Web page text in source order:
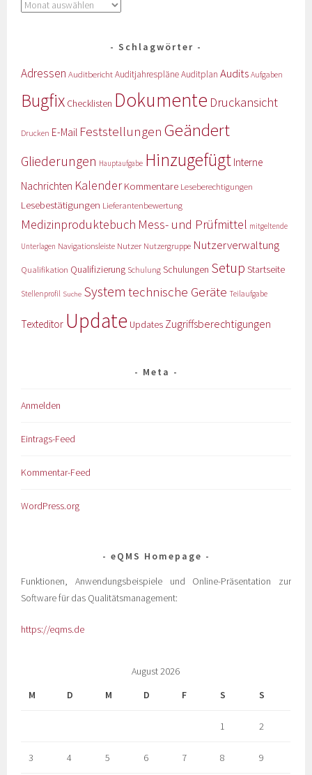
Schlagwörter
Adressen AuditberichtAuditjahrespläneAuditplan Audits Aufgaben
Bugfix Checklisten Dokumente Druckansicht
Drucken E-Mail Feststellungen Geändert
Gliederungen Hauptaufgabe Hinzugefügt Interne
Nachrichten KalenderKommentare Leseberechtigungen
Lesebestätigungen Lieferantenbewertung
Medizinproduktebuch Mess- und Prüfmittel mitgeltende
Unterlagen Navigationsleiste Nutzer Nutzergruppe Nutzerverwaltung
Qualifikation Qualifizierung Schulung Schulungen Setup Startseite
Stellenprofil Suche System technische Geräte Teilaufgabe
Texteditor Update Updates Zugriffsberechtigungen
Meta
Anmelden
Eintrags-Feed
Kommentar-Feed
WordPress.org
eQMS Homepage
Funktionen, Anwendungsbeispiele und Online-Präsentation zur
Software für das Qualitätsmanagement:
https://eqms.de
August 2026
M
D M D F S S
1 2
3 4 5 6 7 8 9